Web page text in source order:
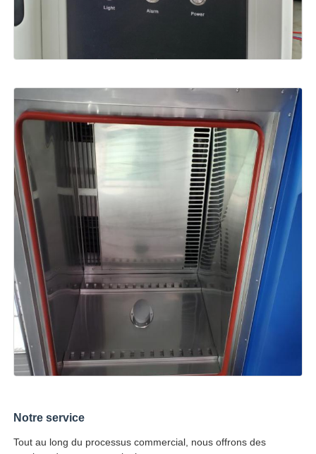
Notre service
Tout au long du processus commercial, nous offrons des